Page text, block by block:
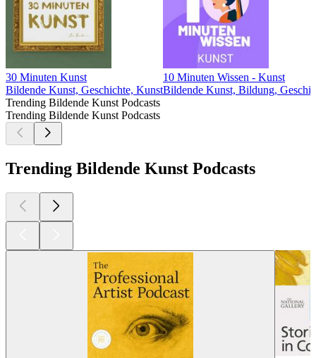
30 Minuten Kunst
Bildende Kunst, Geschichte, Kunst
10 Minuten Wissen - Kunst
Bildende Kunst, Bildung,
Trending Bildende Kunst Podcasts
Trending Bildende Kunst Podcasts
Trending Bildende Kunst Podcasts